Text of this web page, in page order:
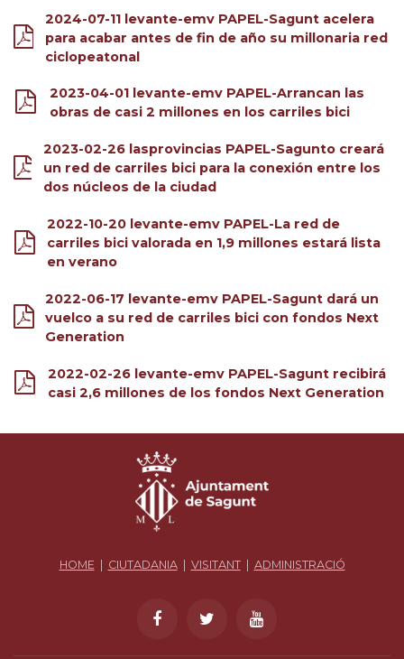
2024-07-11 levante-emv PAPEL-Sagunt acelera
para acabar antes de fin de año su millonaria red
ciclopeatonal
2023-04-01 levante-emv PAPEL-Arrancan las
obras de casi 2 millones en los carriles bici
2023-02-26 lasprovincias PAPEL-Sagunto creará
un red de carriles bici para la conexión entre los
dos núcleos de la ciudad
2022-10-20 levante-emv PAPEL-La red de
carriles bici valorada en 1,9 millones estará lista
en verano
2022-06-17 levante-emv PAPEL-Sagunt dará un
vuelco a su red de carriles bici con fondos Next
Generation
2022-02-26 levante-emv PAPEL-Sagunt recibirá
casi 2,6 millones de los fondos Next Generation
HOME| CIUTADANIA| VISITANT| ADMINISTRACIÓ